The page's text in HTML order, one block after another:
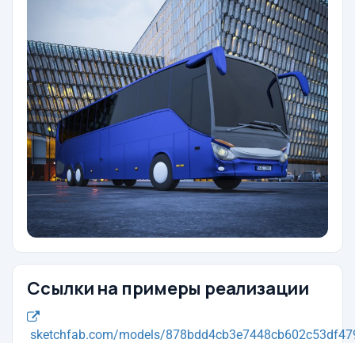
Ссылки на примеры реализации
sketchfab.com/models/